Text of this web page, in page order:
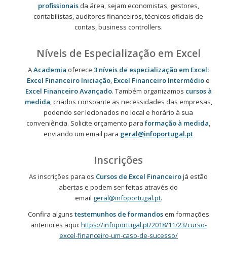
profissionaisda área, sejam economistas, gestores,
contabilistas, auditores financeiros, técnicos oficiais de
contas, business controllers.
Níveis de Especialização em Excel
AAcademia oferece3 níveis de especialização em Excel:
Excel Financeiro Iniciação, Excel Financeiro Intermédioe
Excel Financeiro Avançado. Também organizamos cursos à
medida, criados consoante as necessidades das empresas,
podendo ser lecionados no local e horário à sua
conveniência. Solicite orçamento paraformação à medida,
enviando um email para geral@infoportugal.pt
Inscrições
As inscrições para os Cursos de Excel Financeirojá estão
abertas e podem ser feitas através do
email geral@infoportugal.pt.
Confira alguns testemunhos de formandosem formações
anteriores aqui: https://infoportugal.pt/2018/11/23/curso-
excel-financeiro-um-caso-de-sucesso/